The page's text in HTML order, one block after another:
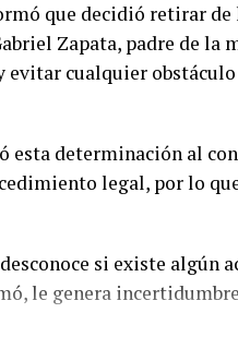
que decidió retirar
Zapata, padre de la
cualquier obstáculo
determinación al
legal, por lo
si existe algún
le genera